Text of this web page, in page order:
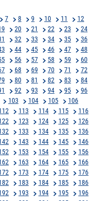
7 8 9 10 11
12
20 21 22 23
24
32 33 34 35
36
44 45 46 47
48
56 57 58 59
60
68 69 70 71
72
80 81 82 83
84
92 93 94 95
96
103 104 105
106
113 114 115
116
123 124 125
126
133 134 135
136
143 144 145
146
153 154 155
156
163 164 165
166
173 174 175
176
183 184 185
186
193 194 195
196